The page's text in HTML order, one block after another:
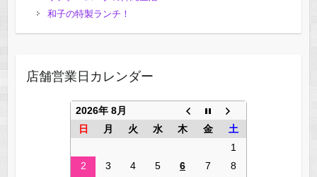
和子の特製ランチ！
店舗営業日カレンダー
2026年 8月
日
月 火 水 木 金
土
1
2
3 4 5 6 7
8